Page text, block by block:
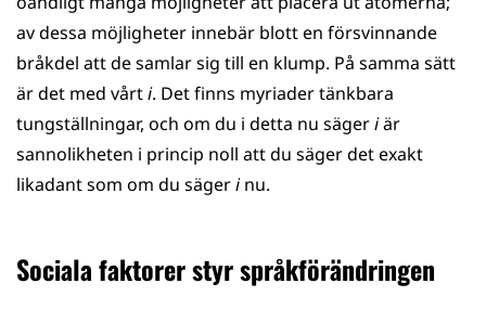
av dessa möjligheter innebär blott en försvinnande
bråkdel att de samlar sig till en klump. På samma sätt
är det med vårti. Det finns myriader tänkbara
tungställningar, och om du i detta nu sägeriär
sannolikheten i princip noll att du säger det exakt
likadant som om du sägerinu.
Sociala faktorer styr språkförändringen